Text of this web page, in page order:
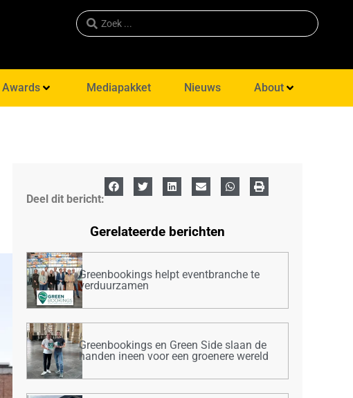
Awards Mediapakket Nieuws About
Deel dit bericht:
Gerelateerde berichten
Greenbookings helpt eventbranche te
verduurzamen
Greenbookings en Green Side slaan de
handen ineen voor een groenere wereld